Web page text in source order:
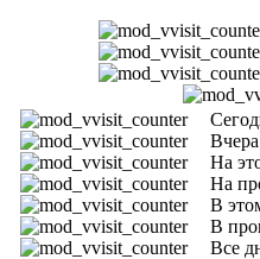
Вчера
На
На
В
В
Все